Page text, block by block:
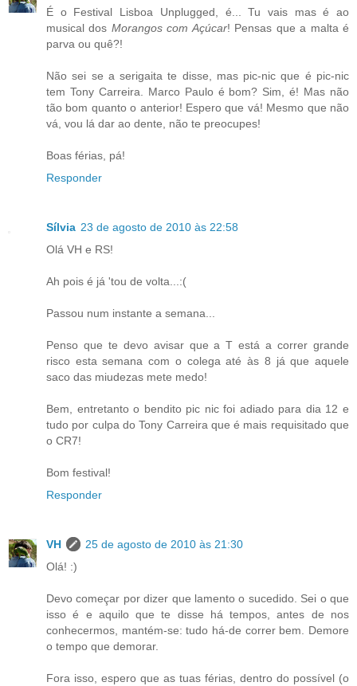
É o Festival Lisboa Unplugged, é... Tu vais mas é ao
musical dos Morangos com Açúcar! Pensas que a malta é
parva ou quê?!
Não sei se a serigaita te disse, mas pic-nic que é pic-nic
tem Tony Carreira. Marco Paulo é bom? Sim, é! Mas não
tão bom quanto o anterior! Espero que vá! Mesmo que não
vá, vou lá dar ao dente, não te preocupes!
Boas férias, pá!
Responder
Sílvia 23 de agosto de 2010 às 22:58
Olá VH e RS!
Ah pois é já 'tou de volta...:(
Passou num instante a semana...
Penso que te devo avisar que a T está a correr grande
risco esta semana com o colega até às 8 já que aquele
saco das miudezas mete medo!
Bem, entretanto o bendito pic nic foi adiado para dia 12 e
tudo por culpa do Tony Carreira que é mais requisitado que
o CR7!
Bom festival!
Responder
VH
25 de agosto de 2010 às 21:30
Olá! :)
Devo começar por dizer que lamento o sucedido. Sei o que
isso é e aquilo que te disse há tempos, antes de nos
conhecermos, mantém-se: tudo há-de correr bem. Demore
o tempo que demorar.
Fora isso, espero que as tuas férias, dentro do possível (o